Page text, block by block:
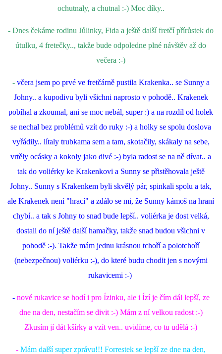
ochutnaly, a chutnal :-) Moc díky..
- Dnes čekáme rodinu Jůlinky, Fida a ještě další fretčí přírůstek do
útulku, 4 fretečky.., takže bude odpoledne plné návštěv až do
večera :-)
- včera jsem po prvé ve fretčárně pustila Krakenka.. se Sunny a
Johny.. a kupodivu byli všichni naprosto v pohodě.. Krakenek
pobíhal a zkoumal, ani se moc nebál, super :) a na rozdíl od holek
se nechal bez problémů vzít do ruky :-) a holky se spolu doslova
vyřádily.. lítaly trubkama sem a tam, skotačily, skákaly na sebe,
vrtěly ocásky a kokoly jako divé :-) byla radost se na ně dívat.. a
tak do voliérky ke Krakenkovi a Sunny se přistěhovala ještě
Johny.. Sunny s Krakenkem byli skvělý pár, spinkali spolu a tak,
ale Krakenek není "hrací" a zdálo se mi, že Sunny kámoš na hraní
chybí.. a tak s Johny to snad bude lepší.. voliérka je dost velká,
dostali do ní ještě další hamačky, takže snad budou všichni v
pohodě :-). Takže mám jednu krásnou tchoří a polotchoří
(nebezpečnou) voliérku :-), do které budu chodit jen s novými
rukavicemi :-)
- nové rukavice se hodí i pro Ízinku, ale i Ízí je čím dál lepší, ze
dne na den, nestačím se divit :-) Mám z ní velkou radost :-)
Zkusím jí dát kšírky a vzít ven.. uvidíme, co tu udělá :-)
- Mám další super zprávu!!! Forrestek se lepší ze dne na den,